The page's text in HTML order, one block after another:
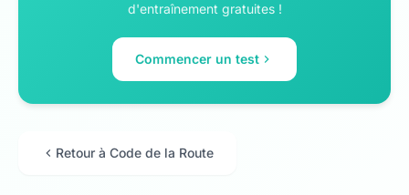
d'entraînement gratuites !
Commencer un test
Retour à Code de la Route